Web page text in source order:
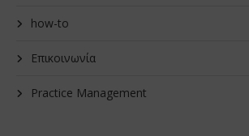
how-to
Επικοινωνία
Practice Management